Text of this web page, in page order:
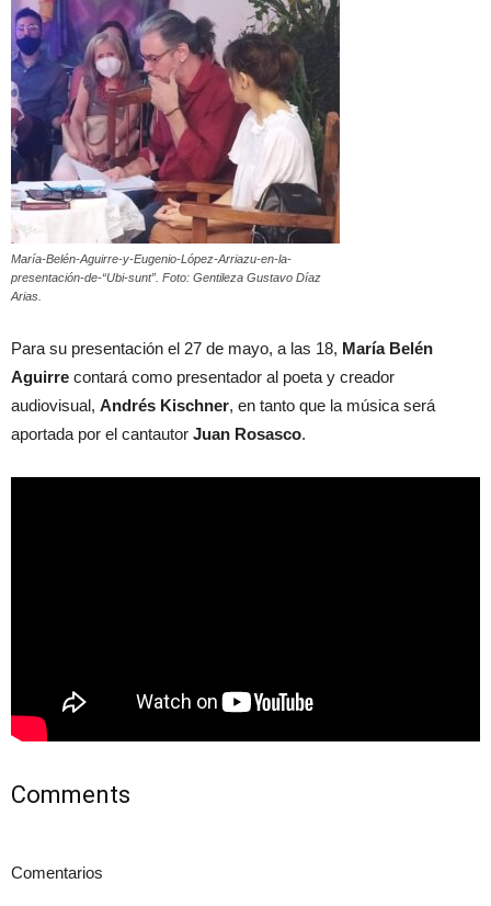
María-Belén-Aguirre-y-Eugenio-López-Arriazu-en-la-
presentación-de-“Ubi-sunt”. Foto: Gentileza Gustavo Díaz
Arias.
Para su presentación el 27 de mayo, a las 18, María Belén
Aguirre contará como presentador al poeta y creador
audiovisual, Andrés Kischner, en tanto que la música será
aportada por el cantautor Juan Rosasco.
Comments
Comentarios